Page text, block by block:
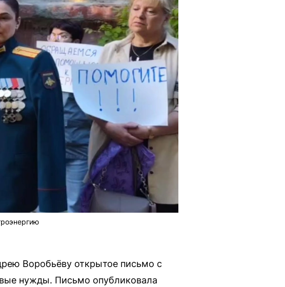
Воробьёву открытое письмо с
нужды. Письмо опубликовала